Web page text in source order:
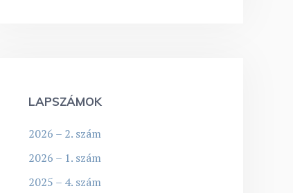
LAPSZÁMOK
2026 – 2. szám
2026 – 1. szám
2025 – 4. szám